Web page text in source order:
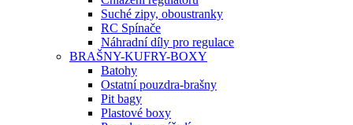
Suché zipy, oboustranky
RC Spínače
Náhradní díly pro regulace
BRAŠNY-KUFRY-BOXY
Batohy
Ostatní pouzdra-brašny
Pit bagy
Plastové boxy